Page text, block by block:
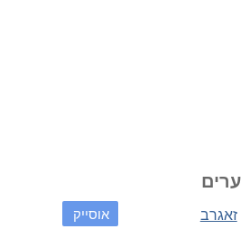
ערים
אוסייק זאגרב